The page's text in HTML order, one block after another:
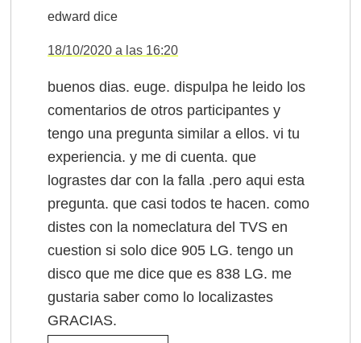
edward dice
18/10/2020 a las 16:20
buenos dias. euge. dispulpa he leido los
comentarios de otros participantes y
tengo una pregunta similar a ellos. vi tu
experiencia. y me di cuenta. que
lograstes dar con la falla .pero aqui esta
pregunta. que casi todos te hacen. como
distes con la nomeclatura del TVS en
cuestion si solo dice 905 LG. tengo un
disco que me dice que es 838 LG. me
gustaria saber como lo localizastes
GRACIAS.